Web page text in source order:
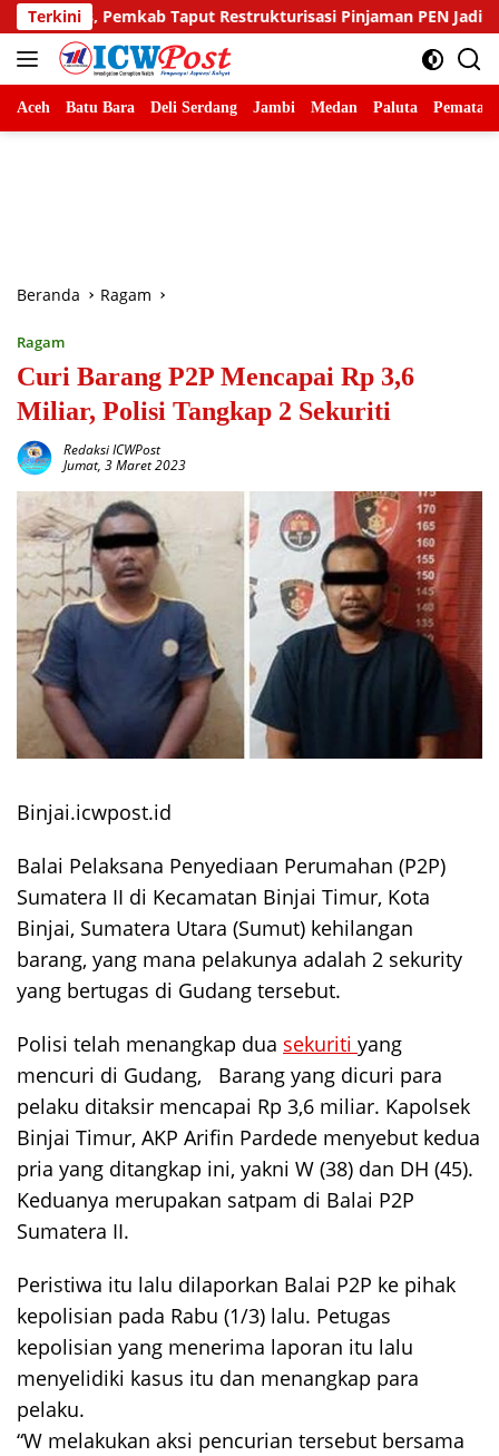
Langsung
ke
konten
Terkini
Restrukturisasi Pinjaman PEN Jadi 15 Tahun‎‎
Aceh Batu Bara Deli Serdang Jambi Medan Paluta
Beranda Ragam
Ragam
Curi Barang P2P Mencapai Rp 3,6
Miliar, Polisi Tangkap 2 Sekuriti
Redaksi ICWPost
Jumat, 3 Maret 2023
Binjai.icwpost.id
Balai Pelaksana Penyediaan Perumahan (P2P)
Sumatera II di Kecamatan Binjai Timur, Kota
Binjai, Sumatera Utara (Sumut) kehilangan
barang, yang mana pelakunya adalah 2 sekurity
yang bertugas di Gudang tersebut.
Polisi telah menangkap dua sekuriti yang
mencuri di Gudang, Barang yang dicuri para
pelaku ditaksir mencapai Rp 3,6 miliar. Kapolsek
Binjai Timur, AKP Arifin Pardede menyebut kedua
pria yang ditangkap ini, yakni W (38) dan DH (45).
Keduanya merupakan satpam di Balai P2P
Sumatera II.
Peristiwa itu lalu dilaporkan Balai P2P ke pihak
kepolisian pada Rabu (1/3) lalu. Petugas
kepolisian yang menerima laporan itu lalu
menyelidiki kasus itu dan menangkap para
pelaku.
“W melakukan aksi pencurian tersebut bersama